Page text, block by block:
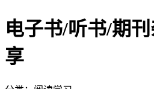
电子书/听书/期
享